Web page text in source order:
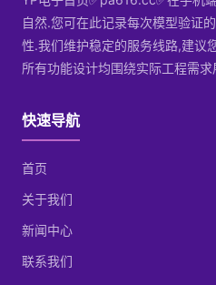
自然.您可在此记录每次模型验证
性.我们维护稳定的服务线路,建议
所有功能设计均围绕实际工程需求
快速导航
首页
关于我们
新闻中心
联系我们